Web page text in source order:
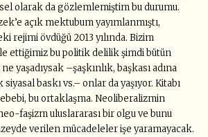
olarak da gözlemlemiştim bu durumu.
açık mektubum yayımlanmıştı,
rejimi övdüğü 2013 yılında. Bizim
ettiğimiz bu politik delilik şimdi bütün
yaşadıysak –şaşkınlık, başkası adına
baskı vs.– onlar da yaşıyor. Kitabı
bu ortaklaşma. Neoliberalizmin
faşizm uluslararası bir olgu ve bunu
verilen mücadeleler işe yaramayacak.